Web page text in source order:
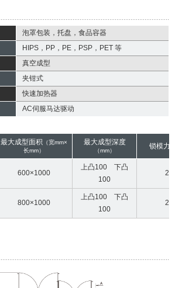
泡罩包装，托盘，食品容器
HIPS，PP，PE，PSP，PET 等
真空成型
夹钳式
快速加热器
AC伺服马达驱动
最大成型面积 （宽mm×
长mm）
最大成型深度
（mm）
锁模力
600×1000
上凸100 下凸
100
20
800×1000
上凸100 下凸
100
20